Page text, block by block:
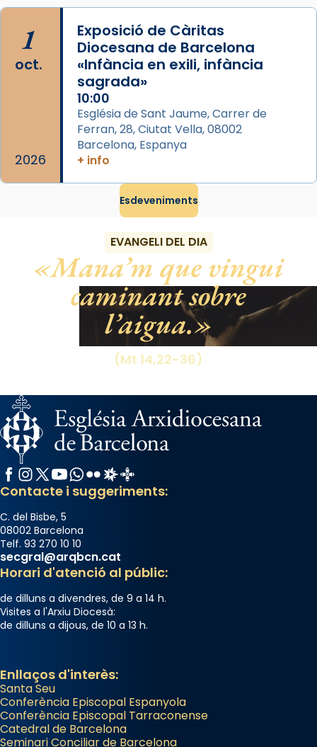
pontifici, amb orquestra i cor, i té una
duració aproximada de tres hores. Després,
processó (recuperada el 1972) al voltant
del temple amb les relíquies de les santes.
Des de 1985 hi participa també un grup de
diablesses amb música i ball propis. Festa
gran a Mataró.
«Si vols saber què és calor, ves per les
Santes a Mataró»🥵.
Photo
Share
1
oct.
2026
Exposició de Càritas
Diocesana de Barcelona
«Infància en exili, infància
sagrada»
10:00
Església de Sant Jaume, Carrer de
Ferran, 28, Ciutat Vella, 08002
Barcelona, Espanya
+ info
Esdeveniments
EVANGELI DEL DIA
Mana’m que vingui
caminant sobre
l’aigua.
(Mt 14,22-36)
Facebook
Instagram
X / Twitter
YouTube
WhatsApp
FlickrRadio Estel
Catalunya Cristiana
Contacte i suggeriments:
C. del Bisbe, 5
08002 Barcelona
Telf. 93 270 10 10
secgral@arqbcn.cat
Horari d'atenció al públic:
de dilluns a divendres, de 9 a 14 h.
Visites a l'Arxiu Diocesà:
de dilluns a dijous, de 10 a 13 h.
Enllaços d'interès:
Santa Seu
Conferència Episcopal Espanyola
Conferència Episcopal Tarraconense
Catedral de Barcelona
Seminari Conciliar de Barcelona